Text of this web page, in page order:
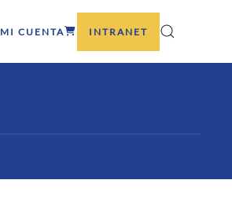
MI CUENTA INTRANET